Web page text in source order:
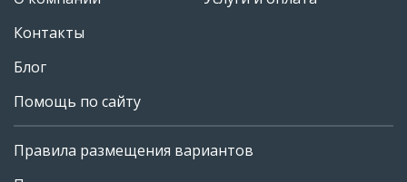
+7 903 901 6655
Контакты
Блог
Помощь по сайту
Правила размещения вариантов